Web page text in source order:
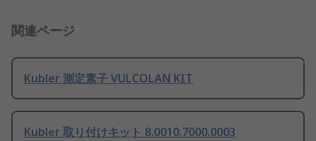
関連ページ
Kubler 測定素子 VULCOLAN KIT
Kubler 取り付けキット 8.0010.7000.0003